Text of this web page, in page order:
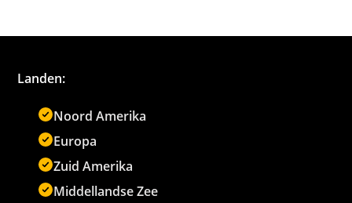
Landen:
Noord Amerika
Europa
Zuid Amerika
Middellandse Zee